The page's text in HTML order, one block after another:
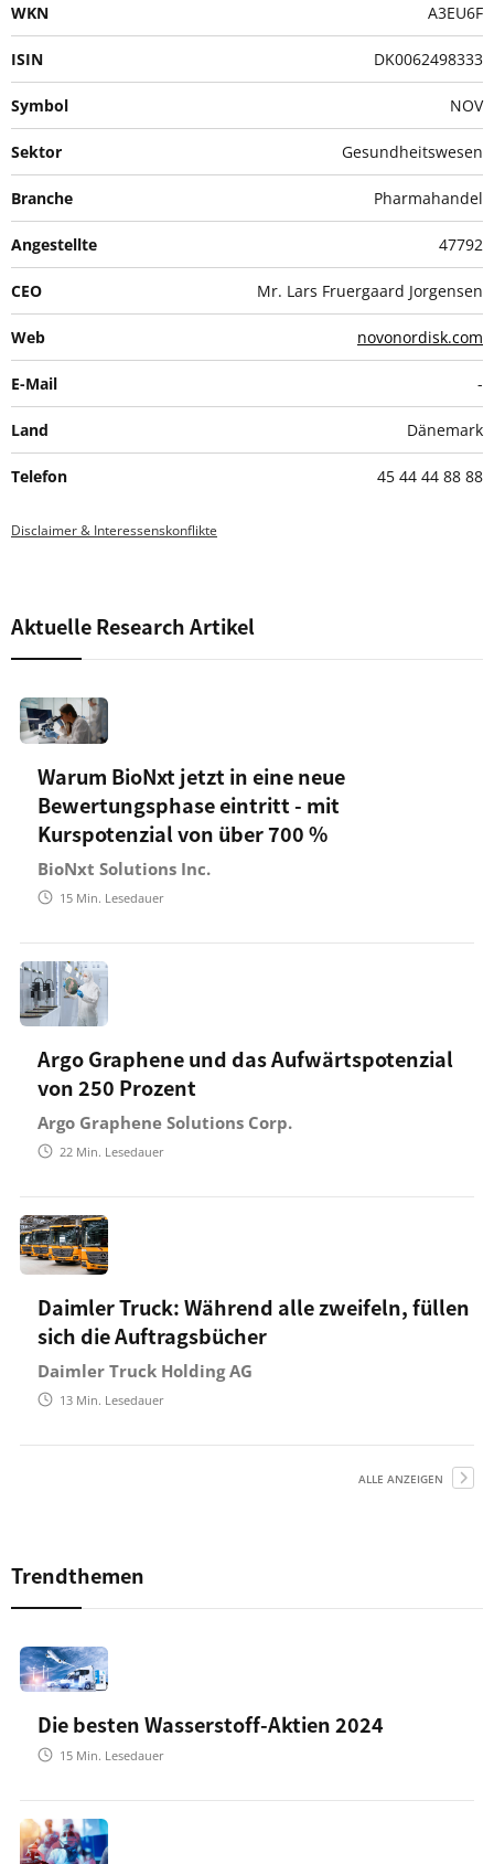
WKN A3EU6F
ISIN DK0062498333
Symbol NOV
Sektor Gesundheitswesen
Branche Pharmahandel
Angestellte 47792
CEO Mr. Lars Fruergaard Jorgensen
Web novonordisk.com
E-Mail -
Land Dänemark
Telefon 45 44 44 88 88
Disclaimer & Interessenskonflikte
Aktuelle Research Artikel
Warum BioNxt jetzt in eine neue
Bewertungsphase eintritt - mit
Kurspotenzial von über 700 %
BioNxt Solutions Inc.
15 Min. Lesedauer
Argo Graphene und das Aufwärtspotenzial
von 250 Prozent
Argo Graphene Solutions Corp.
22 Min. Lesedauer
Daimler Truck: Während alle zweifeln, füllen
sich die Auftragsbücher
Daimler Truck Holding AG
13 Min. Lesedauer
ALLE ANZEIGEN
Trendthemen
Die besten Wasserstoff-Aktien 2024
15 Min. Lesedauer